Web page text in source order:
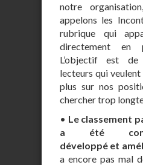
notre
appelons les
rubrique qui
directement en
L’objectif est de
lecteurs qui
plus sur nos
chercher trop
• Le classement
a été
développé et
a encore pas mal